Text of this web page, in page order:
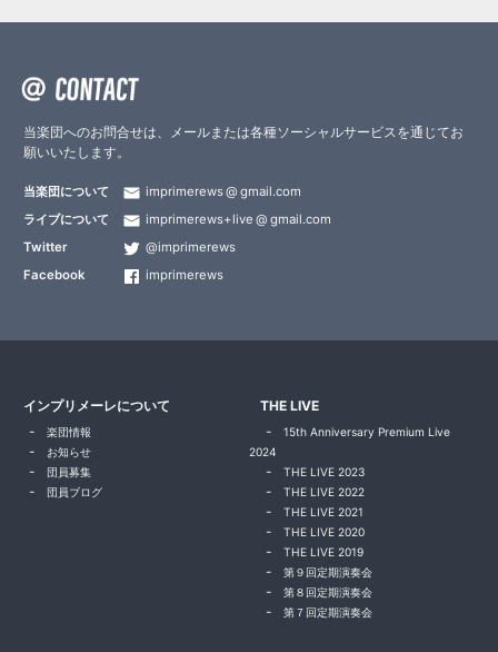
当楽団へのお問合せは、メールまたは各種ソーシャルサービスを通じてお
願いいたします。
当楽団について imprimerews
gmail.com
ライブについて
imprimerews+live
gmail.com
Twitter
@imprimerews
Facebook
imprimerews
インプリメーレについて
楽団情報
お知らせ
団員募集
団員ブログ
THE LIVE
15th Anniversary Premium Live
2024
THE LIVE 2023
THE LIVE 2022
THE LIVE 2021
THE LIVE 2020
THE LIVE 2019
第９回定期演奏会
第８回定期演奏会
第７回定期演奏会